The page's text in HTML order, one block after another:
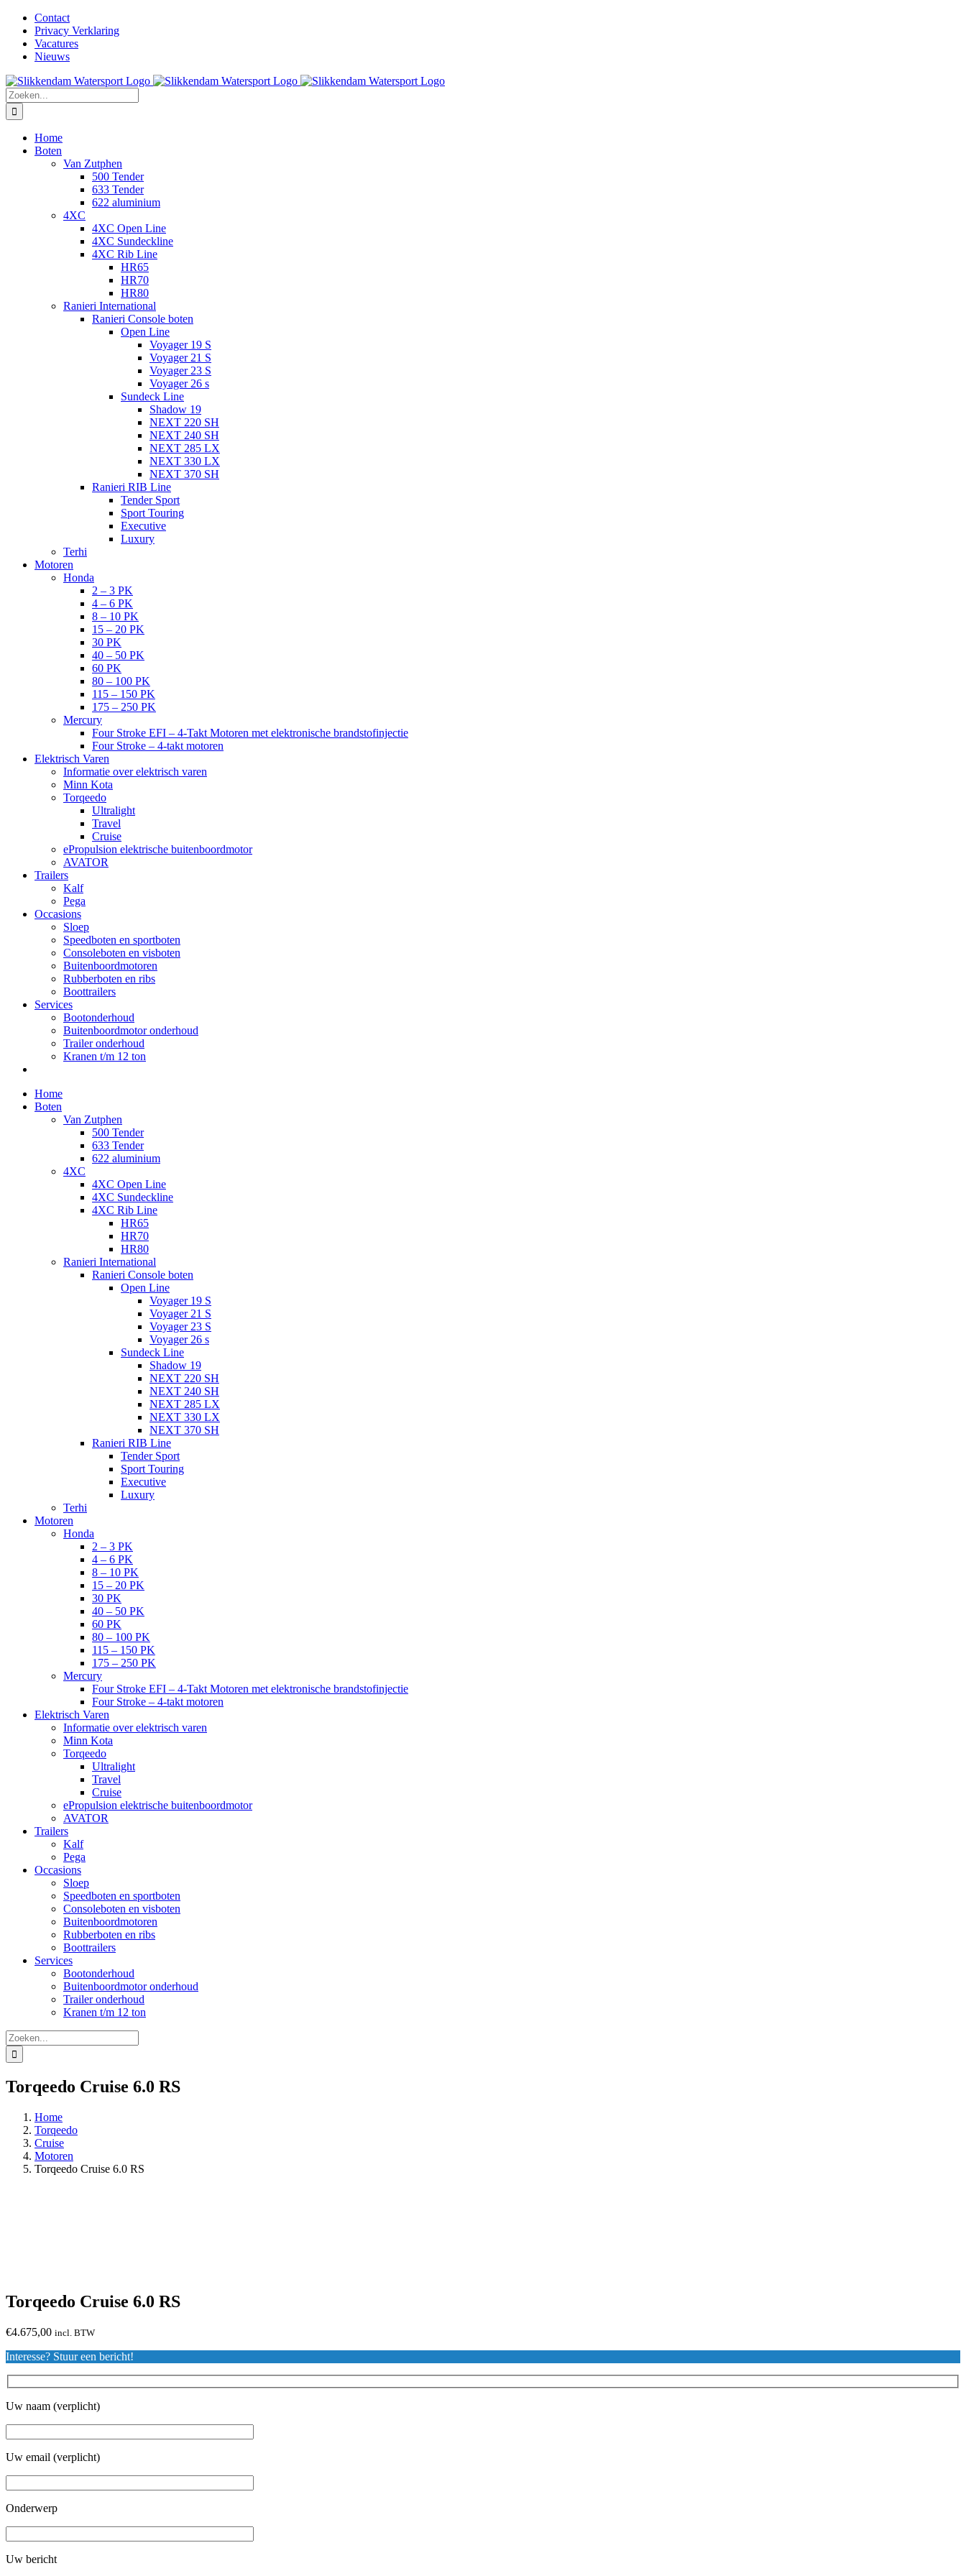
naar
inhoud
Facebook
Instagram
LinkedIn
YouTube
mail
Contact
Privacy Verklaring
Vacatures
Nieuws
Zoeken
naar:
Home
Boten
Van Zutphen
500 Tender
633 Tender
622 aluminium
4XC
4XC Open Line
4XC Sundeckline
4XC Rib Line
HR65
HR70
HR80
Ranieri International
Ranieri Console boten
Open Line
Voyager 19 S
Voyager 21 S
Voyager 23 S
Voyager 26 s
Sundeck Line
Shadow 19
NEXT 220 SH
NEXT 240 SH
NEXT 285 LX
NEXT 330 LX
NEXT 370 SH
Ranieri RIB Line
Tender Sport
Sport Touring
Executive
Luxury
Terhi
Motoren
Honda
2 – 3 PK
4 – 6 PK
8 – 10 PK
15 – 20 PK
30 PK
40 – 50 PK
60 PK
80 – 100 PK
115 – 150 PK
175 – 250 PK
Mercury
Four Stroke EFI – 4-Takt Motoren met elektronische brandstofinjectie
Four Stroke – 4-takt motoren
Elektrisch Varen
Informatie over elektrisch varen
Minn Kota
Torqeedo
Ultralight
Travel
Cruise
ePropulsion elektrische buitenboordmotor
AVATOR
Trailers
Kalf
Pega
Occasions
Sloep
Speedboten en sportboten
Consoleboten en visboten
Buitenboordmotoren
Rubberboten en ribs
Boottrailers
Services
Bootonderhoud
Buitenboordmotor onderhoud
Trailer onderhoud
Kranen t/m 12 ton
Home
Boten
Van Zutphen
500 Tender
633 Tender
622 aluminium
4XC
4XC Open Line
4XC Sundeckline
4XC Rib Line
HR65
HR70
HR80
Ranieri International
Ranieri Console boten
Open Line
Voyager 19 S
Voyager 21 S
Voyager 23 S
Voyager 26 s
Sundeck Line
Shadow 19
NEXT 220 SH
NEXT 240 SH
NEXT 285 LX
NEXT 330 LX
NEXT 370 SH
Ranieri RIB Line
Tender Sport
Sport Touring
Executive
Luxury
Terhi
Motoren
Honda
2 – 3 PK
4 – 6 PK
8 – 10 PK
15 – 20 PK
30 PK
40 – 50 PK
60 PK
80 – 100 PK
115 – 150 PK
175 – 250 PK
Mercury
Four Stroke EFI – 4-Takt Motoren met elektronische brandstofinjectie
Four Stroke – 4-takt motoren
Elektrisch Varen
Informatie over elektrisch varen
Minn Kota
Torqeedo
Ultralight
Travel
Cruise
ePropulsion elektrische buitenboordmotor
AVATOR
Trailers
Kalf
Pega
Occasions
Sloep
Speedboten en sportboten
Consoleboten en visboten
Buitenboordmotoren
Rubberboten en ribs
Boottrailers
Services
Bootonderhoud
Buitenboordmotor onderhoud
Trailer onderhoud
Kranen t/m 12 ton
Zoeken
naar:
Torqeedo Cruise 6.0 RS
Home
Torqeedo
Cruise
Motoren
Torqeedo Cruise 6.0 RS
Torqeedo Cruise 6.0 RS
€4.675,00 incl. BTW
Interesse? Stuur een bericht!
Uw naam (verplicht)
Uw email (verplicht)
Onderwerp
Uw bericht